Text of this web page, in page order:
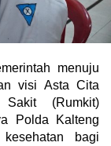
menuju
visi Asta Cita
(Rumkit)
Polda Kalteng
bagi